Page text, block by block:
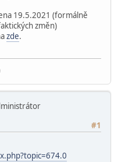
19.5.2021 (formálně
změn)
zde.
#1